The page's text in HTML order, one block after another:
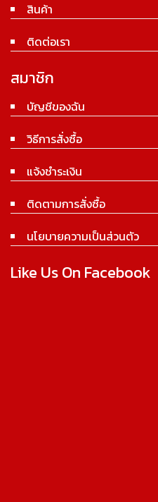
สินค้า
ติดต่อเรา
สมาชิก
บัญชีของฉัน
วิธีการสั่งซื้อ
แจ้งชำระเงิน
ติดตามการสั่งซื้อ
นโยบายความเป็นส่วนตัว
Like Us On Facebook